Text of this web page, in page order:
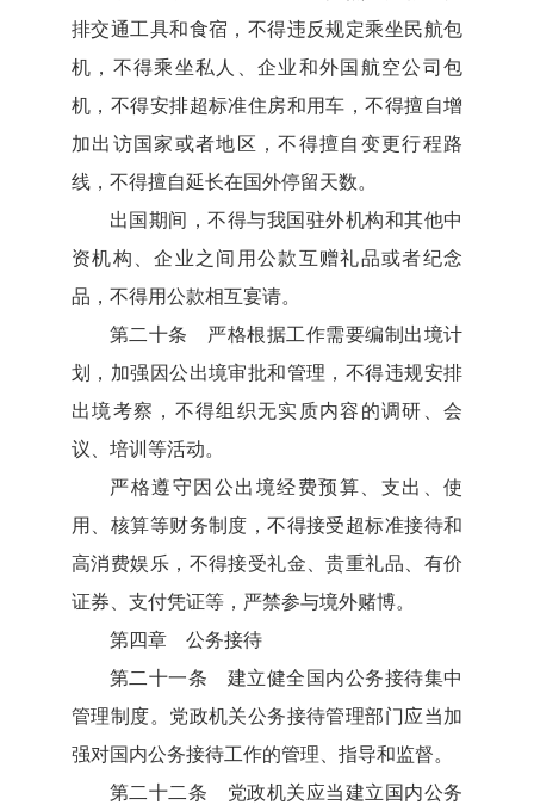
排交通工具和食宿，不得违反规定乘坐民航包
机，不得乘坐私人、企业和外国航空公司包
机，不得安排超标准住房和用车，不得擅自增
加出访国家或者地区，不得擅自变更行程路
线，不得擅自延长在国外停留天数。
出国期间，不得与我国驻外机构和其他中
资机构、企业之间用公款互赠礼品或者纪念
品，不得用公款相互宴请。
第二十条 严格根据工作需要编制出境计
划，加强因公出境审批和管理，不得违规安排
出境考察，不得组织无实质内容的调研、会
议、培训等活动。
严格遵守因公出境经费预算、支出、使
用、核算等财务制度，不得接受超标准接待和
高消费娱乐，不得接受礼金、贵重礼品、有价
证券、支付凭证等，严禁参与境外赌博。
第四章 公务接待
第二十一条 建立健全国内公务接待集中
管理制度。党政机关公务接待管理部门应当加
强对国内公务接待工作的管理、指导和监督。
第二十二条 党政机关应当建立国内公务